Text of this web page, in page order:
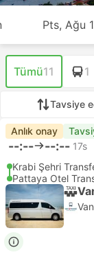
Pts, Ağu
Tümü11 1
Tavsiye
Anlık onay
--:-- --:-- 17s
Krabi Şehri
Pattaya Otel